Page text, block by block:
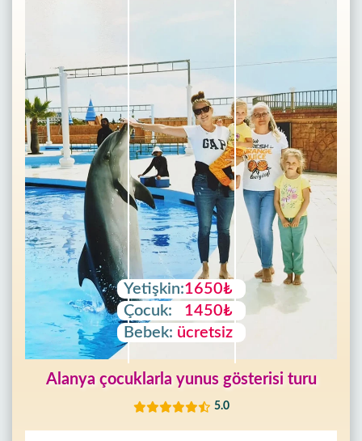
Yetişkin:1650₺
Çocuk:
1450₺
Bebek: ücretsiz
Alanya çocuklarla yunus gösterisi turu
5.0